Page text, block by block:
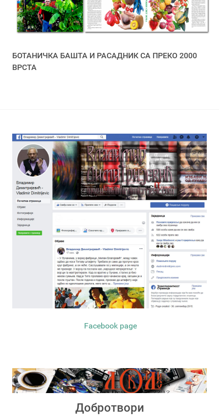
БОТАНИЧКА БАШТА И РАСАДНИК СА ПРЕКО 2000
ВРСТА
Facebook page
Добротвори